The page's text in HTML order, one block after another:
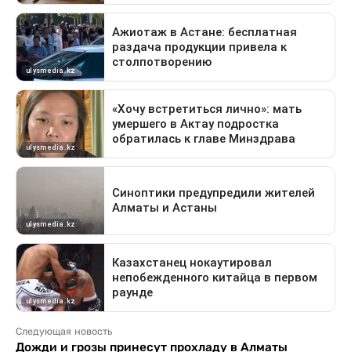
Следующая новость
Дожди и грозы принесут прохладу в Алматы